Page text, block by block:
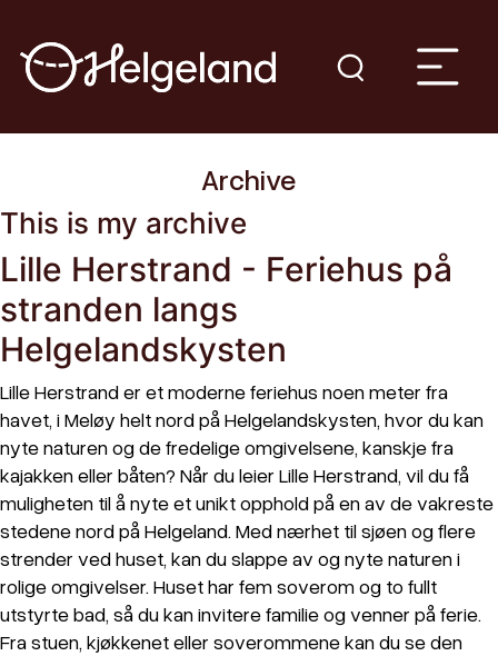
Archive
This is my archive
Lille Herstrand - Feriehus på
stranden langs
Helgelandskysten
Lille Herstrand er et moderne feriehus noen meter fra
havet, i Meløy helt nord på Helgelandskysten, hvor du kan
nyte naturen og de fredelige omgivelsene, kanskje fra
kajakken eller båten? Når du leier Lille Herstrand, vil du få
muligheten til å nyte et unikt opphold på en av de vakreste
stedene nord på Helgeland. Med nærhet til sjøen og flere
strender ved huset, kan du slappe av og nyte naturen i
rolige omgivelser. Huset har fem soverom og to fullt
utstyrte bad, så du kan invitere familie og venner på ferie.
Fra stuen, kjøkkenet eller soverommene kan du se den